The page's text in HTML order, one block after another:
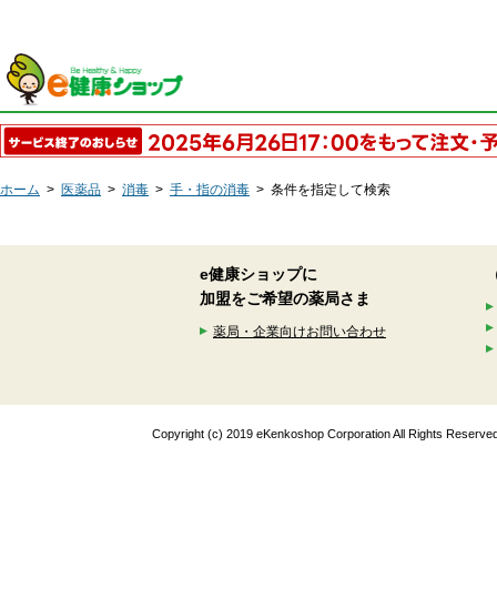
ホーム > 医薬品 > 消毒 > 手・指の消毒 > 条件を指定して検索
e健康ショップに
加盟をご希望の薬局さま
薬局・企業向けお問い合わせ
Copyright (c) 2019 eKenkoshop Corporation All Rights